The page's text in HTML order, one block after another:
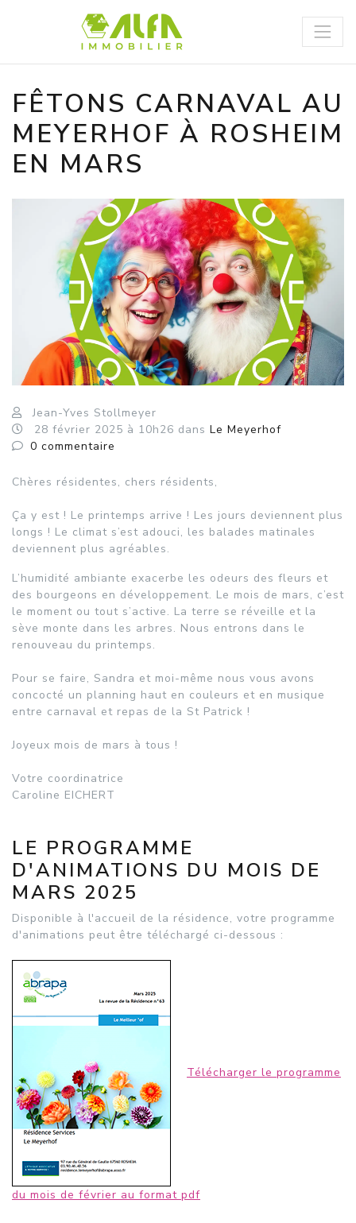
FÊTONS CARNAVAL AU
MEYERHOF À ROSHEIM
EN MARS
Jean-Yves Stollmeyer
28 février 2025 à 10h26 dans Le Meyerhof
0 commentaire
Chères résidentes, chers résidents,
Ça y est ! Le printemps arrive ! Les jours deviennent plus
longs ! Le climat s’est adouci, les balades matinales
deviennent plus agréables.
L’humidité ambiante exacerbe les odeurs des fleurs et
des bourgeons en développement. Le mois de mars, c’est
le moment ou tout s’active. La terre se réveille et la
sève monte dans les arbres. Nous entrons dans le
renouveau du printemps.
Pour se faire, Sandra et moi-même nous vous avons
concocté un planning haut en couleurs et en musique
entre carnaval et repas de la St Patrick !
Joyeux mois de mars à tous !
Votre coordinatrice
Caroline EICHERT
LE PROGRAMME
D'ANIMATIONS DU MOIS DE
MARS 2025
Disponible à l'accueil de la résidence, votre programme
d'animations peut être téléchargé ci-dessous :
Télécharger le programme
du mois de février au format pdf